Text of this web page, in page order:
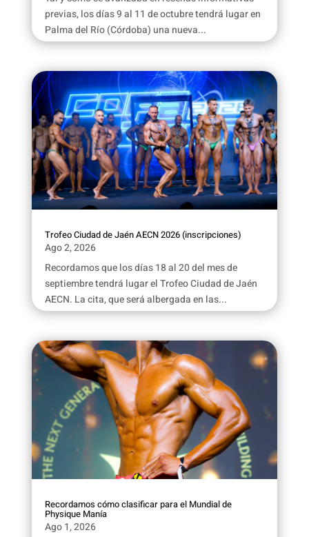
previas, los días 9 al 11 de octubre tendrá lugar en
Palma del Río (Córdoba) una nueva...
Trofeo Ciudad de Jaén AECN 2026 (inscripciones)
Ago 2, 2026
Recordamos que los días 18 al 20 del mes de
septiembre tendrá lugar el Trofeo Ciudad de Jaén
AECN. La cita, que será albergada en las...
Recordamos cómo clasificar para el Mundial de
Physique Manía
Ago 1, 2026